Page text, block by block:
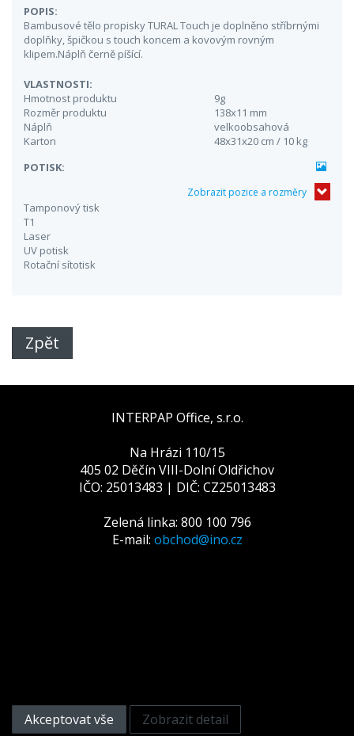
POPIS:
Bambusové tělo propisky TURAL Touch je doplněno stříbrnými
doplňky, špičkou s touch koncem a kovovým rovným
klipem.Náplň černě píšící.
VLASTNOSTI:
Hmotnost produktu
9g
Rozměr produktu
138x11 mm
Náplň
velkoobsahová
Karton
48x31x20 cm / 10 kg
POTISK:
Zobrazit pozice a rozměry
Tamponový tisk
T1
Laser
UV potisk
Rotační sítotisk
Zpět
INTERPAP Office, s.r.o.
Na Hrázi 110/15
405 02 Děčín VIII-Dolní Oldřichov
IČO: 25013483 | DIČ: CZ25013483
Zelená linka: 800 100 796
E-mail: obchod@ino.cz
Akceptovat vše
Zobrazit detail